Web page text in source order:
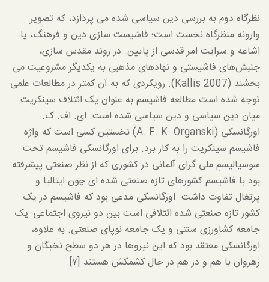
نظرگاه دوم به بررسی دین سیاسی شده می پردازد، که تصویر
وارونه منظرگاه نخست است؛ فاشیست سازی دین و فرهنگ، یا
اشاعه و سرایت امر قدسی از پایین. در روند مقدس سازی،
جنبش‌های فاشیستی و نهادهای مذهبی به یکدیگر مشروعیت می
بخشند (Kallis 2007). رویکردی که به آن کمتر در مطالعات علمی
توجه شده است مطالعه فاشیسم به عنوان یک ائتلاف سینکریت
میان دین سیاسی و دین سیاسی شده است. ای. اف. ک.
اورگانسکی (A. F. K. Organski) نخستین کسی است که واژه
فاشیسم سینکریت را به کار برد. برای اورگانسکی فاشیسم تحت
سوسیالیسمِ ملی گرای آلمانی در کشوری که از نظر صنعتی پیشرفته
بود با فاشیسم کشورهای تازه صنعتی شده ای چون ایتالیا و
پرتغال تفاوت داشت. اورگانسکی مدعی بود که فاشیسم در یک
کشور تازه صنعتی شده ائتلافی است بین دو نیروی اجتماعی: یک
جامعه کشاورزی سنتی و یک جامعه نوپای صنعتی. به علاوه،
اورگانسکی معتقد بود که این نیروها در هر دو سطح نخبگان و
رهروان با هم و در هم در حال کشمکش هستند [۷].